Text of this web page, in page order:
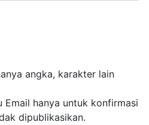
angka, karakter lain
Email hanya untuk konfirmasi
dipublikasikan.